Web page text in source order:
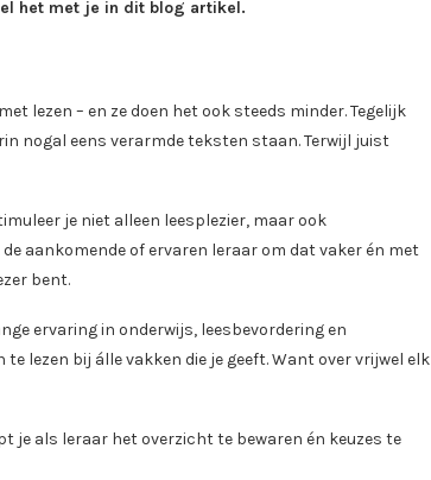
het met je in dit blog artikel.
lezen – en ze doen het ook steeds minder. Tegelijk
nogal eens verarmde teksten staan. Terwijl juist
je niet alleen leesplezier, maar ook
aankomende of ervaren leraar om dat vaker én met
bent.
ervaring in onderwijs, leesbevordering en
lezen bij álle vakken die je geeft. Want over vrijwel elk
je als leraar het overzicht te bewaren én keuzes te